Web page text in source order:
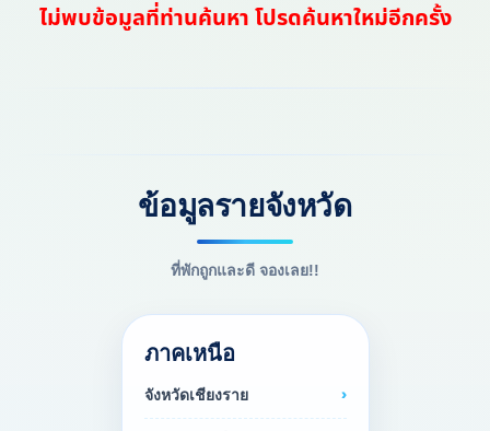
ไม่พบข้อมูลที่ท่านค้นหา โปรดค้นหาใหม่อีกครั้ง
ข้อมูลรายจังหวัด
ที่พักถูกและดี จองเลย!!
ภาคเหนือ
จังหวัดเชียงราย